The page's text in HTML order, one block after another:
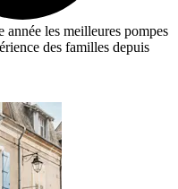
les meilleures pompes
des familles depuis